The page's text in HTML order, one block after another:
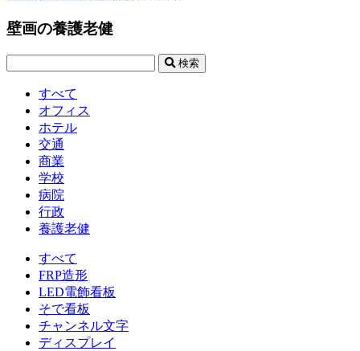
壁画の養護老健
検索
すべて
オフィス
ホテル
交通
商業
学校
病院
行政
養護老健
すべて
FRP造形
LED電飾看板
そで看板
チャンネル文字
ディスプレイ